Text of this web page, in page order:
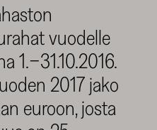
vuodelle
1.−31.10.2016.
2017 jako
euroon, josta